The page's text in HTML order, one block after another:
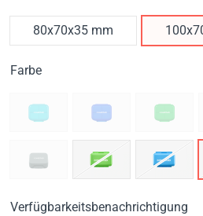
80x70x35 mm
Farbe
Verfügbarkeitsbenachrichtigung